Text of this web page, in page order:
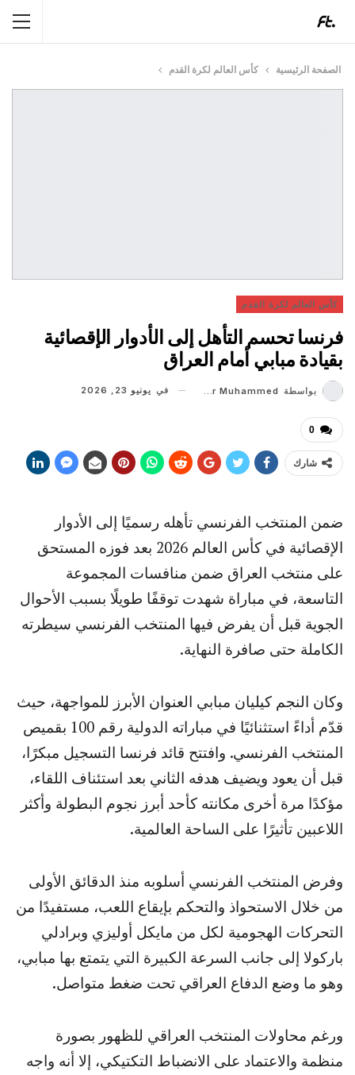
الصفحة الرئيسية كأس العالم لكرة القدم
كأس العالم لكرة القدم
فرنسا تحسم التأهل إلى الأدوار الإقصائية
بقيادة مبابي أمام العراق
بواسطة Shaheer Muhammed في يونيو 23, 2026
0
شارك
ضمن المنتخب الفرنسي تأهله رسميًا إلى الأدوار
الإقصائية في كأس العالم 2026 بعد فوزه المستحق
على منتخب العراق ضمن منافسات المجموعة
التاسعة، في مباراة شهدت توقفًا طويلًا بسبب الأحوال
الجوية قبل أن يفرض فيها المنتخب الفرنسي سيطرته
الكاملة حتى صافرة النهاية.
وكان النجم كيليان مبابي العنوان الأبرز للمواجهة، حيث
قدّم أداءً استثنائيًا في مباراته الدولية رقم 100 بقميص
المنتخب الفرنسي. وافتتح قائد فرنسا التسجيل مبكرًا،
قبل أن يعود ويضيف هدفه الثاني بعد استئناف اللقاء،
مؤكدًا مرة أخرى مكانته كأحد أبرز نجوم البطولة وأكثر
اللاعبين تأثيرًا على الساحة العالمية.
وفرض المنتخب الفرنسي أسلوبه منذ الدقائق الأولى
من خلال الاستحواذ والتحكم بإيقاع اللعب، مستفيدًا من
التحركات الهجومية لكل من مايكل أوليزي وبرادلي
باركولا إلى جانب السرعة الكبيرة التي يتمتع بها مبابي،
وهو ما وضع الدفاع العراقي تحت ضغط متواصل.
ورغم محاولات المنتخب العراقي للظهور بصورة
منظمة والاعتماد على الانضباط التكتيكي، إلا أنه واجه